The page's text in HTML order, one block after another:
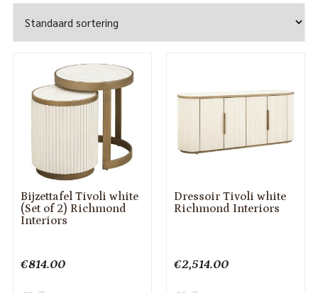
Bijzettafel Tivoli white
(Set of 2) Richmond
Interiors
€814.00
Dressoir Tivoli white
Richmond Interiors
€2,514.00